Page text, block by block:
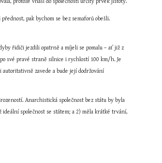
pak bychom se bez semaforů obešli.
řidiči jezdili opatrně a míjeli se pomalu – ať již z
své pravé straně silnice i rychlostí 100 km/h. Je
zavede a bude její dodržování
Anarchistická společnost bez státu by byla
společnost se státem; a 2) měla krátké trvání,